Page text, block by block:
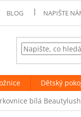
BLOG NAPIŠTE
Dětský
bílá